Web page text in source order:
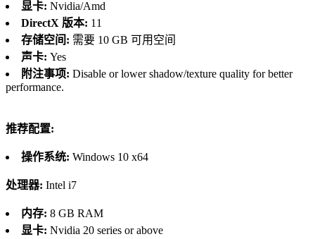
显卡: Nvidia/Amd
DirectX 版本: 11
存储空间: 需要 10 GB 可用空间
声卡: Yes
附注事项: Disable or lower shadow/texture quality for better
performance.
推荐配置:
操作系统: Windows 10 x64
处理器: Intel i7
内存: 8 GB RAM
显卡: Nvidia 20 series or above